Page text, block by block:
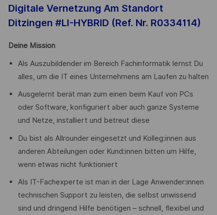
Digitale Vernetzung Am Standort
Ditzingen #LI-HYBRID (Ref. Nr. R0334114)
Deine Mission
Als Auszubildender im Bereich Fachinformatik lernst Du
alles, um die IT eines Unternehmens am Laufen zu halten
Ausgelernt berät man zum einen beim Kauf von PCs
oder Software, konfiguriert aber auch ganze Systeme
und Netze, installiert und betreut diese
Du bist als Allrounder eingesetzt und Kolleg:innen aus
anderen Abteilungen oder Kund:innen bitten um Hilfe,
wenn etwas nicht funktioniert
Als IT-Fachexperte ist man in der Lage Anwender:innen
technischen Support zu leisten, die selbst unwissend
sind und dringend Hilfe benötigen – schnell, flexibel und